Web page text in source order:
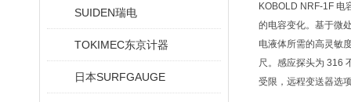
SUIDEN瑞电
TOKIMEC东京计器
日本SURFGAUGE
KOBOLD NRF-1F 电
的电容变化。基于微
电液体所需的高灵敏
尺。感应探头为 316
受限，远程变送器选